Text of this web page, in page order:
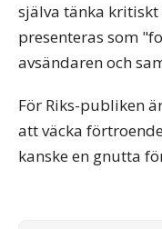
själva tänka kritiskt
presenteras som
avsändaren och
För Riks-publiken
att väcka
kanske en gnutta